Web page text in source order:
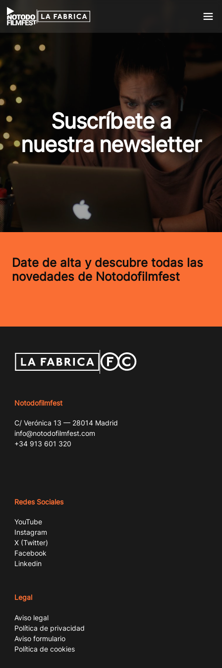
Suscríbete a
nuestra newsletter
Date de alta y descubre todas las
novedades de Notodofilmfest
Notodofilmfest
C/ Verónica 13 — 28014 Madrid
info@notodofilmfest.com
+34 913 601 320
Redes Sociales
YouTube
Instagram
X (Twitter)
Facebook
Linkedin
Legal
Aviso legal
Política de privacidad
Aviso formulario
Política de cookies